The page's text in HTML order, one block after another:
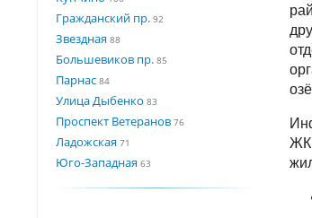
Гражданский пр. 92
Звездная 88
Большевиков пр. 85
Парнас 84
Улица Дыбенко 83
Проспект Ветеранов 76
Ладожская 71
Юго-Западная 63
ЖК